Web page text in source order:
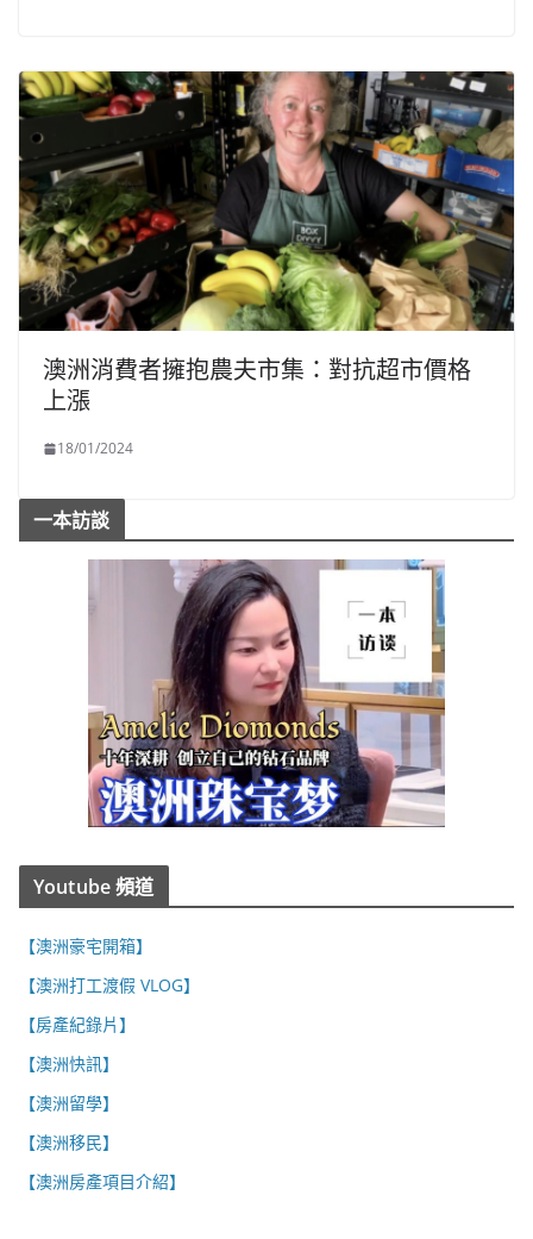
澳洲消費者擁抱農夫市集：對抗超市價格
上漲
18/01/2024
一本訪談
Youtube 頻道
【澳洲豪宅開箱】
【澳洲打工渡假 VLOG】
【房產紀錄片】
【澳洲快訊】
【澳洲留學】
【澳洲移民】
【澳洲房產項目介紹】